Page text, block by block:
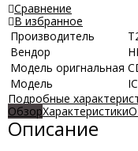
Сравнение
В избранное
Производитель
Вендор
Модель оригнальная
Модель
Подробные
ОбзорХарактеристики
Описание